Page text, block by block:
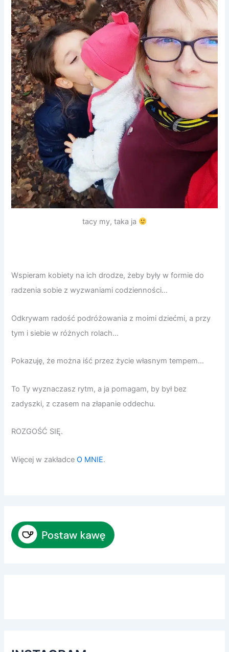
tacy my, taka ja
Wspieram kobiety na ich drodze, żeby były w formie do
radzenia sobie z wyzwaniami codzienności…
Odkrywam radość podróżowania z moimi dziećmi, a przy
tym i siebie w różnych rolach…
Pokazuję, że można iść przez życie własnym tempem…
To Ty wyznaczasz rytm, a ja pomagam, by był bez
zadyszki, z czasem na złapanie oddechu.
ROZGOŚĆ SIĘ.
Więcej w zakładceO MNIE.